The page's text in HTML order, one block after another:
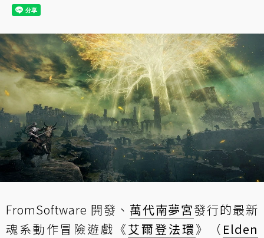
FromSoftware 開發、 萬代南夢宮發行的最新
魂系動作冒險遊戲《艾爾登法環》（ Elden